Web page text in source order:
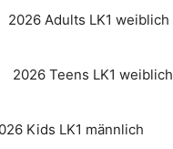
2026 Adults LK1 weiblich
2026 Teens LK1 weiblich
Kids LK1 männlich